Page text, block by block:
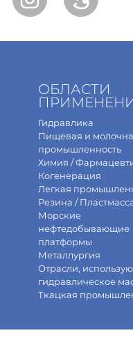
ОБЛАСТИ
Гидравлика
Пищевая и
промышленность
Химия /
Когенерация
Легкая
Резина /
Морские
нефтедобывающие
платформы
Металлургия
Отрасли,
гидравлическое
Ткацкая